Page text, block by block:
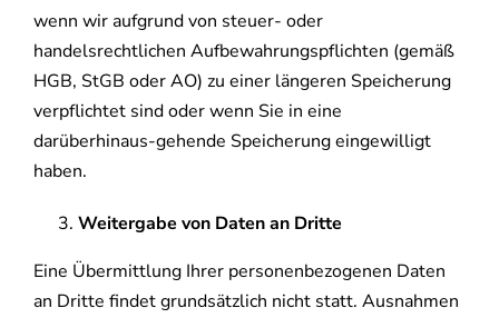
wenn wir aufgrund von steuer- oder
handelsrechtlichen Aufbewahrungspflichten (gemäß
HGB, StGB oder AO) zu einer längeren Speicherung
verpflichtet sind oder wenn Sie in eine
darüberhinaus-gehende Speicherung eingewilligt
haben.
Weitergabe von Daten an Dritte
Eine Übermittlung Ihrer personenbezogenen Daten
an Dritte findet grundsätzlich nicht statt. Ausnahmen